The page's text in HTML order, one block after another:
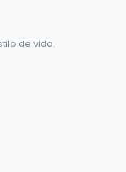
de vida.